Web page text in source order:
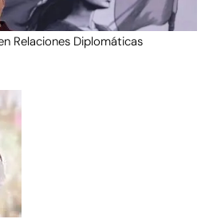
Relaciones Diplomáticas